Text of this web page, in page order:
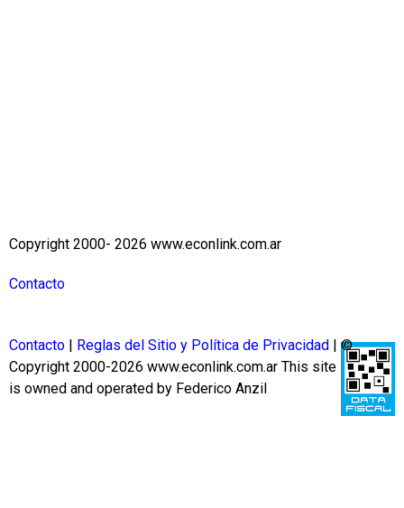
Copyright 2000- 2026 www.econlink.com.ar
Contacto
Contacto Reglas del Sitio y Política de Privacidad
| ©
Copyright 2000-2026 www.econlink.com.ar This site
is owned and operated by Federico Anzil